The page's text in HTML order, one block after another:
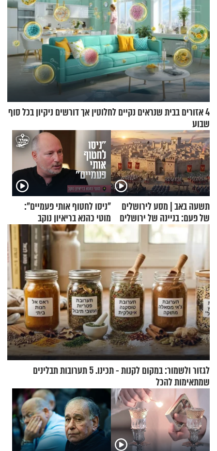
4 אזורים בבית שנראים נקיים לחלוטין אך דורשים ניקיון בכל סוף
שבוע
תשעה באב | מסע לירושלים
של פעם: בניינה של ירושלים
"ניסו לחטוף אותי פעמיים":
מוטי כהנא בריאיון נוקב
לגזור ולשמור: במקום לקנות - תכינו. 5 תערובות תבלינים
שמתאימות להכל